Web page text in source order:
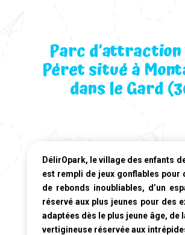
Parc
Péret situé à
dans le Gard
DélirOpark, le village des enfants
est rempli de jeux gonflables pour
de rebonds inoubliables, d’un
réservé aux plus jeunes pour des
adaptées dès le plus jeune âge, de
vertigineuse réservée aux